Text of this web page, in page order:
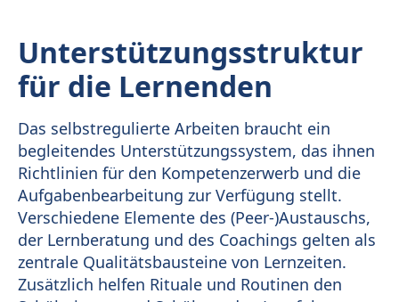
Unterstützungsstruktur
für die Lernenden
Das selbstregulierte Arbeiten braucht ein
begleitendes Unterstützungssystem, das ihnen
Richtlinien für den Kompetenzerwerb und die
Aufgabenbearbeitung zur Verfügung stellt.
Verschiedene Elemente des (Peer-)Austauschs,
der Lernberatung und des Coachings gelten als
zentrale Qualitätsbausteine von Lernzeiten.
Zusätzlich helfen Rituale und Routinen den